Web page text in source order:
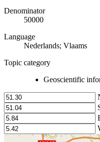
Denominator
50000
Language
Nederlands; Vlaams
Topic category
Geoscientific